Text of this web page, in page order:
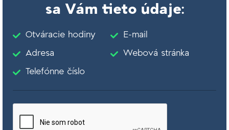
sa Vám tieto údaje:
Otváracie hodiny
Adresa
Telefónne číslo
E-mail
Webová stránka